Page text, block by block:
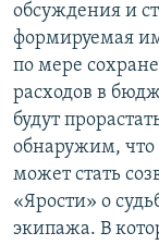
обсуждения и
формируемая
по мере
расходов в
будут
обнаружим, что
может стать
«Ярости» о
экипажа. В